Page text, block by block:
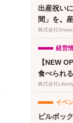
出産祝い
間」を。
「ぶどう
株式会社Grape
経営
【NEW
食べられ
清澄白河
株式会社
イベ
ピルボッ